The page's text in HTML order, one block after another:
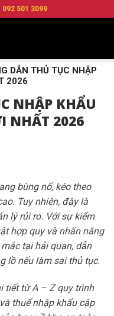
092 501 3099
DẪN THỦ TỤC NHẬP
2026
NHẬP KHẨU
NHẤT 2026
bùng nổ, kéo theo
Tuy nhiên, đây là
lý rủi ro. Với sự kiểm
hợp quy và nhãn năng
tại hải quan, dẫn
lồ nếu làm sai thủ tục.
tiết từ A – Z quy trình
thuế nhập khẩu cập